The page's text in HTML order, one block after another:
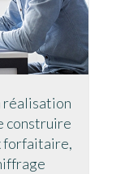
réalisation
construire
forfaitaire,